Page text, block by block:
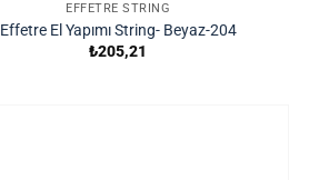
EFFETRE STRING
Effetre El Yapımı String- Beyaz-204
₺205,21